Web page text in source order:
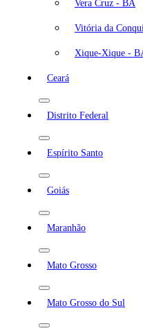
Vera Cruz - BA
Vitória da
Xique-Xique -
Ceará
Distrito Federal
Espírito Santo
Goiás
Maranhão
Mato Grosso
Mato Grosso do Sul